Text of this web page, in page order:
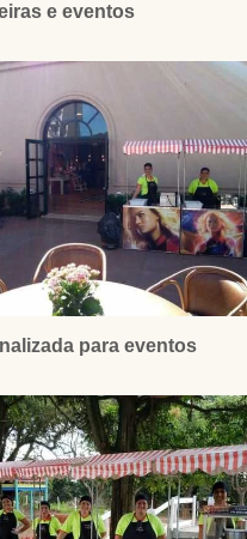
e eventos
para eventos